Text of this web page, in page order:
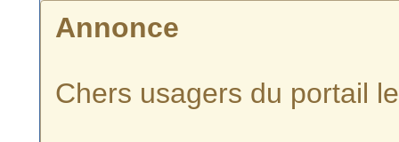
Annonce
Chers usagers du portail